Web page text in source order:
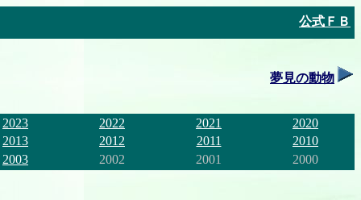
公式ＦＢ
夢見の動物
2023 2022 2021
2020
2013
2012 2011
2010
2003
2002 2001 2000